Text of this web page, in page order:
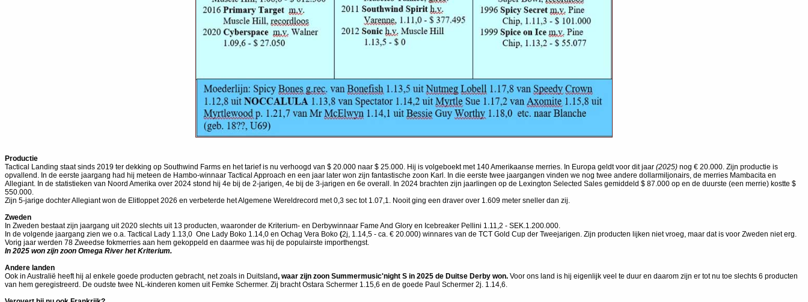
Productie
Tactical Landing staat sinds 2019 ter dekking op Southwind Farms en het tarief is nu verhoogd van $ 20.000 naar $ 25.000. Hij is volgeboekt met 140 Amerikaanse merries. In Europa geldt voor dit jaar (2025) nog € 20.000. Zijn productie is
opvallend. In de eerste jaargang had hij meteen de Hambo-winnaar Tactical Approach en een jaar later won zijn fantastische zoon Karl. In die eerste twee jaargangen vinden we nog twee andere dollarmiljonairs, de merries Mambacita en
Allegiant. In de statistieken van Noord Amerika over 2024 stond hij 4e bij de 2-jarigen, 4e bij de 3-jarigen en 6e overall. In 2024 brachten zijn jaarlingen op de Lexington Selected Sales gemiddeld $ 87.000 op en de duurste (een merrie) kostte $
550.000.
Zijn 5-jarige dochter Allegiant won de Elitloppet 2026 en verbeterde het Algemene Wereldrecord met 0,3 sec tot 1.07,1. Nooit ging een draver over 1.609 meter sneller dan zij.
Zweden
In Zweden bestaat zijn jaargang uit 2020 slechts uit 13 producten, waaronder de Kriterium- en Derbywinnaar Fame And Glory en Icebreaker Pellini 1.11,2 - SEK.1.200.000.
In de volgende jaargang zien we o.a. Tactical Lady 1.13,0 One Lady Boko 1.14,0 en Ochag Vera Boko (2j, 1.14,5 - ca. € 20.000) winnares van de TCT Gold Cup der Tweejarigen. Zijn producten lijken niet vroeg, maar dat is voor Zweden niet erg.
Vorig jaar werden 78 Zweedse fokmerries aan hem gekoppeld en daarmee was hij de populairste importhengst.
In 2025 won zijn zoon Omega River het Kriterium.
Andere landen
Ook in Australië heeft hij al enkele goede producten gebracht, net zoals in Duitsland, waar zijn zoon Summermusic'night S in 2025 de Duitse Derby won. Voor ons land is hij eigenlijk veel te duur en daarom zijn er tot nu toe slechts 6 producten
van hem geregistreerd. De oudste twee NL-kinderen komen uit Femke Schermer. Zij bracht Ostara Schermer 1.15,6 en de goede Paul Schermer 2j. 1.14,6.